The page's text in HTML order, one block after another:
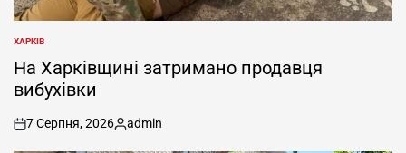
ОПУБЛІКУВАТИ
У
ХАРКІВ
На Харківщині затримано продавця
вибухівки
on
7 Серпня, 2026
Опубліковано
admin